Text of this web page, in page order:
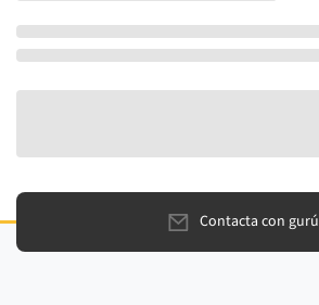
Contacta con gurú